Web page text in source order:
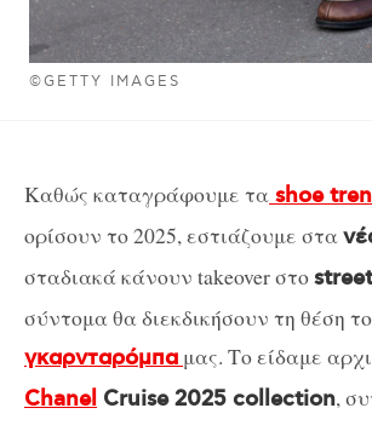
©GETTY IMAGES
Καθώς καταγράφουμε τα shoe
ορίσουν το 2025, εστιάζουμε στα
σταδιακά κάνουν takeover στο
σύντομα θα διεκδικήσουν τη θέση
γκαρνταρόμπα μας. Το είδαμε
Chanel Cruise 2025 collection,